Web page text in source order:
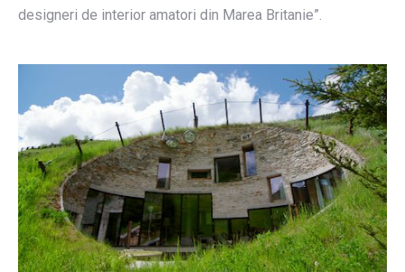
designeri de interior amatori din Marea Britanie”.